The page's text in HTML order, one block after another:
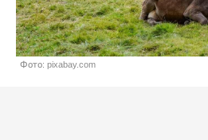
Фото: pixabay.com